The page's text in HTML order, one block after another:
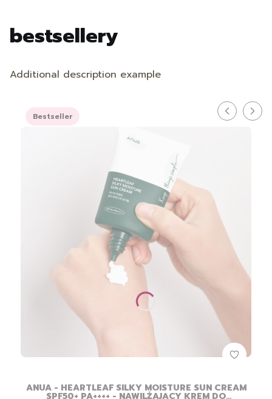
bestsellery
Additional description example
Bestseller
ANUA - HEARTLEAF SILKY MOISTURE SUN CREAM
SPF50+ PA++++ - NAWILŻAJĄCY KREM DO